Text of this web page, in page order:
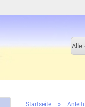
Alle
Startseite »